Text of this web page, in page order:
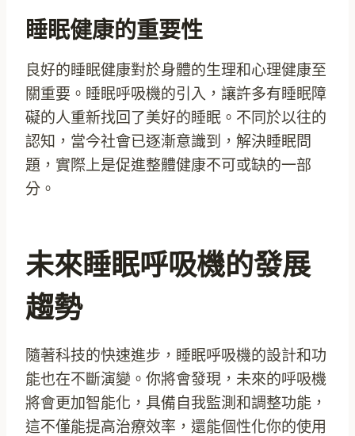
睡眠健康的重要性
良好的睡眠健康對於身體的生理和心理健康至
關重要。睡眠呼吸機的引入，讓許多有睡眠障
礙的人重新找回了美好的睡眠。不同於以往的
認知，當今社會已逐漸意識到，解決睡眠問
題，實際上是促進整體健康不可或缺的一部
分。
未來睡眠呼吸機的發展
趨勢
隨著科技的快速進步，睡眠呼吸機的設計和功
能也在不斷演變。你將會發現，未來的呼吸機
將會更加智能化，具備自我監測和調整功能，
這不僅能提高治療效率，還能個性化你的使用